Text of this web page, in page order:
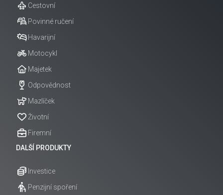
Cestovní
Povinné ručení
Havarijní
Motocykl
Majetek
Odpovědnost
Mazlíček
Životní
Firemní
DALŠÍ PRODUKTY
Investice
Penzijní spoření